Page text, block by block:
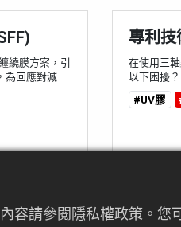
繞膜方案，引
回應對減塑
Film-Free
徹底顛覆傳
專利技
在使用三
以下困擾
難!! 日本武
下簡稱 SS
塗佈品質
#UV膠
製造引 什麼是
容請參閱隱私權政策。您